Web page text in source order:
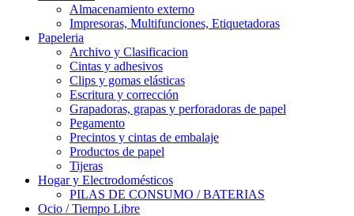
Almacenamiento externo
Impresoras, Multifunciones, Etiquetadoras
Papeleria
Archivo y Clasificacion
Cintas y adhesivos
Clips y gomas elásticas
Escritura y corrección
Grapadoras, grapas y perforadoras de papel
Pegamento
Precintos y cintas de embalaje
Productos de papel
Tijeras
Hogar y Electrodomésticos
PILAS DE CONSUMO / BATERIAS
Ocio / Tiempo Libre